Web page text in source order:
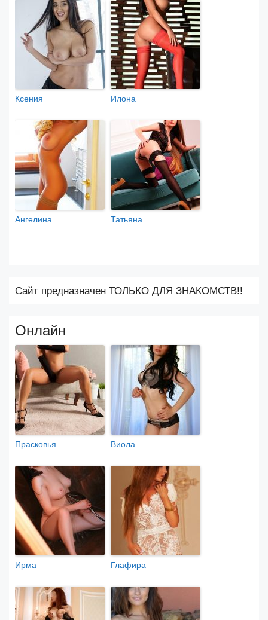
Ксения Илона
Ангелина Татьяна
Сайт предназначен ТОЛЬКО ДЛЯ ЗНАКОМСТВ!!
Онлайн
Прасковья Виола
Ирма Глафира